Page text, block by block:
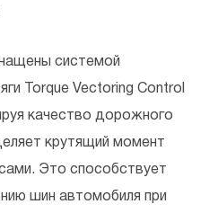
системой
Torque Vectoring Control
качество дорожного
крутящий момент
Это способствует
шин автомобиля при